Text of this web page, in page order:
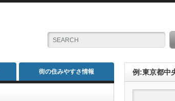
街の住みやすさ情報 例:東京都中